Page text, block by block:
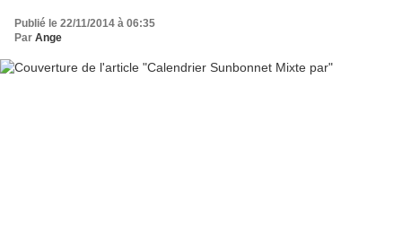
Publié le 22/11/2014 à 06:35
Par Ange